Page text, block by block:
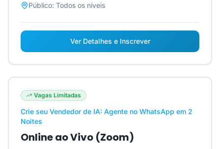
Público: Todos os níveis
Ver Detalhes e Inscrever
Vagas Limitadas
Crie seu Vendedor de IA: Agente no WhatsApp em 2
Noites
Online ao Vivo (Zoom)